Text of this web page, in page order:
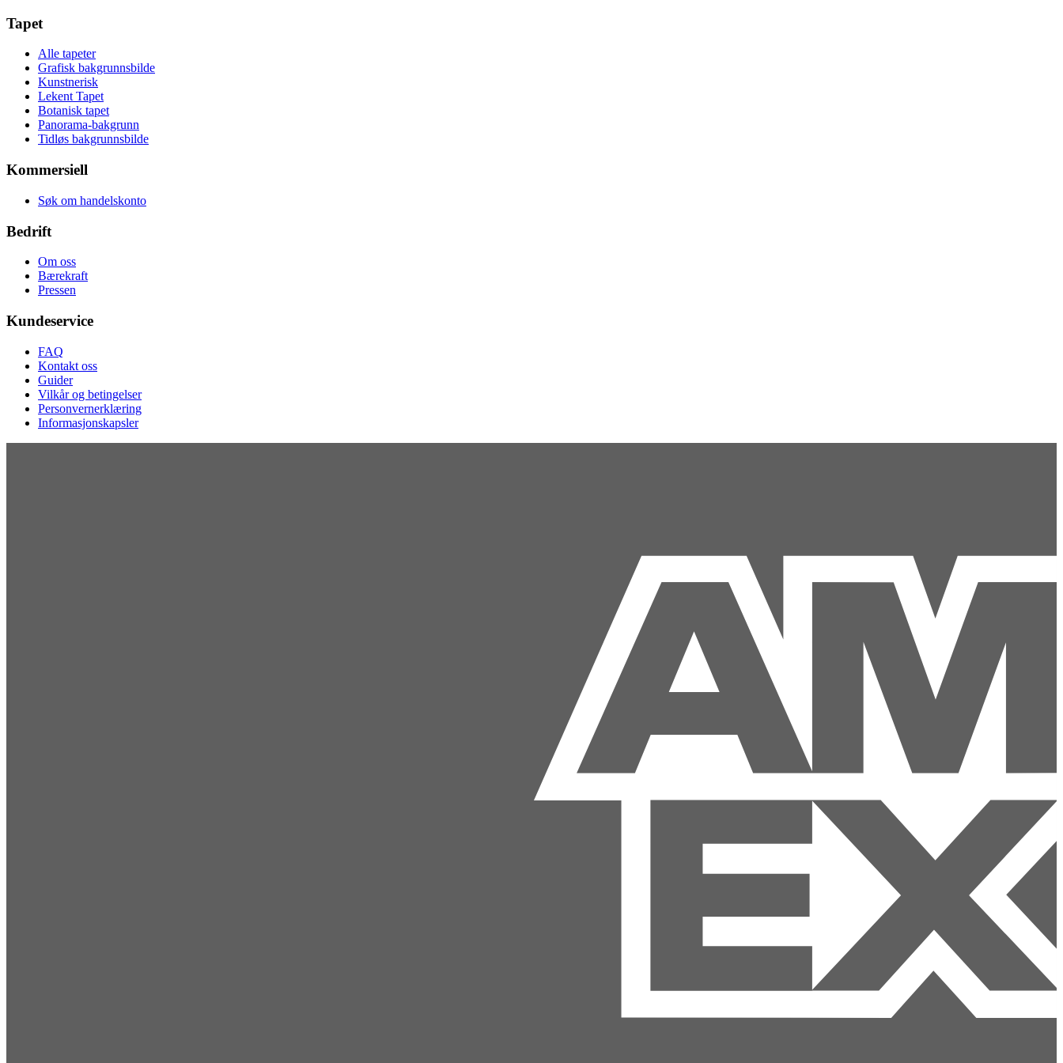
Tapet
Alle tapeter
Grafisk bakgrunnsbilde
Kunstnerisk
Lekent Tapet
Botanisk tapet
Panorama-bakgrunn
Tidløs bakgrunnsbilde
Kommersiell
Søk om handelskonto
Bedrift
Om oss
Bærekraft
Pressen
Kundeservice
FAQ
Kontakt oss
Guider
Vilkår og betingelser
Personvernerklæring
Informasjonskapsler